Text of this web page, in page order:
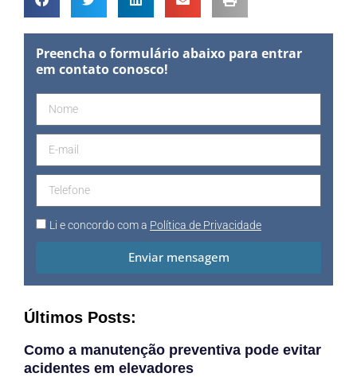
Preencha o formulário abaixo para entrar
em contato conosco!
Li e concordo com a Política de Privacidade
Enviar mensagem
Últimos Posts:
Como a manutenção preventiva pode evitar
acidentes em elevadores